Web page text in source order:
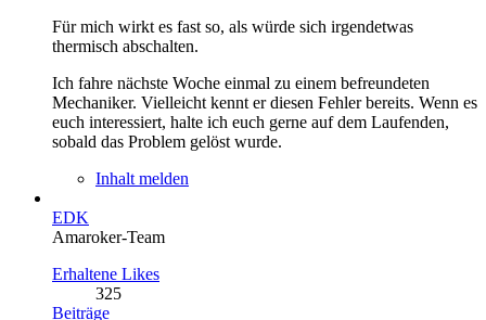
Für mich wirkt es fast so, als würde sich irgendetwas
thermisch abschalten.
Ich fahre nächste Woche einmal zu einem befreundeten
Mechaniker. Vielleicht kennt er diesen Fehler bereits. Wenn es
euch interessiert, halte ich euch gerne auf dem Laufenden,
sobald das Problem gelöst wurde.
Inhalt melden
EDK
Amaroker-Team
Erhaltene Likes
325
Beiträge